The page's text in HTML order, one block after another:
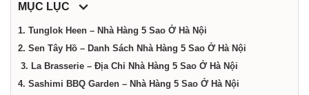
dịch
MỤC LỤC
1. Tunglok Heen – Nhà Hàng 5 Sao Ở Hà Nội
2. Sen Tây Hồ – Danh Sách Nhà Hàng 5 Sao Ở Hà Nội
3. La Brasserie – Địa Chỉ Nhà Hàng 5 Sao Ở Hà Nội
4. Sashimi BBQ Garden – Nhà Hàng 5 Sao Ở Hà Nội